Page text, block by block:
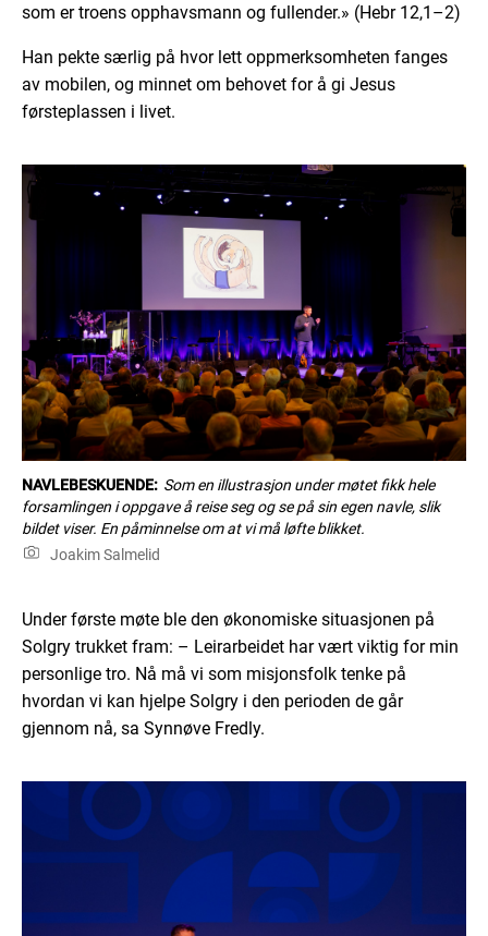
som er troens opphavsmann og fullender.» (Hebr 12,1–2)
Han pekte særlig på hvor lett oppmerksomheten fanges
av mobilen, og minnet om behovet for å gi Jesus
førsteplassen i livet.
NAVLEBESKUENDE: Som en illustrasjon under møtet fikk hele
forsamlingen i oppgave å reise seg og se på sin egen navle, slik
bildet viser. En påminnelse om at vi må løfte blikket.
Joakim Salmelid
Under første møte ble den økonomiske situasjonen på
Solgry trukket fram: – Leirarbeidet har vært viktig for min
personlige tro. Nå må vi som misjonsfolk tenke på
hvordan vi kan hjelpe Solgry i den perioden de går
gjennom nå, sa Synnøve Fredly.